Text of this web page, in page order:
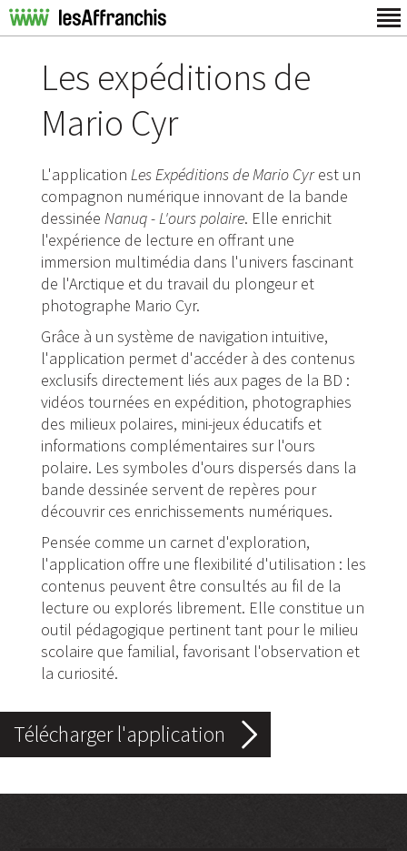
Les expéditions de
Mario Cyr
L'application Les Expéditions de Mario Cyrest un
compagnon numérique innovant de la bande
dessinée Nanuq - L'ours polaire. Elle enrichit
l'expérience de lecture en offrant une
immersion multimédia dans l'univers fascinant
de l'Arctique et du travail du plongeur et
photographe Mario Cyr.
Grâce à un système de navigation intuitive,
l'application permet d'accéder à des contenus
exclusifs directement liés aux pages de la BD :
vidéos tournées en expédition, photographies
des milieux polaires, mini-jeux éducatifs et
informations complémentaires sur l'ours
polaire. Les symboles d'ours dispersés dans la
bande dessinée servent de repères pour
découvrir ces enrichissements numériques.
Pensée comme un carnet d'exploration,
l'application offre une flexibilité d'utilisation : les
contenus peuvent être consultés au fil de la
lecture ou explorés librement. Elle constitue un
outil pédagogique pertinent tant pour le milieu
scolaire que familial, favorisant l'observation et
la curiosité.
Télécharger l'application